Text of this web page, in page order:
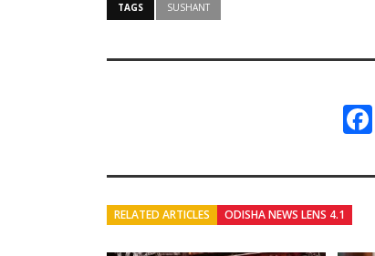
TAGS SUSHANT
RELATED ARTICLES ODISHA NEWS LENS 4.1